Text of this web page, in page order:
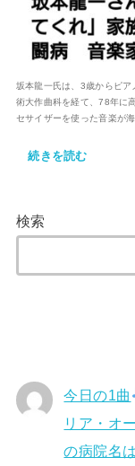
坂本龍一氏は、3歳からピ
術大作曲科を経て、78年に
セサイザーを使った音楽が
続きを読む
検索
今日の1曲
リア・オ
の病院名